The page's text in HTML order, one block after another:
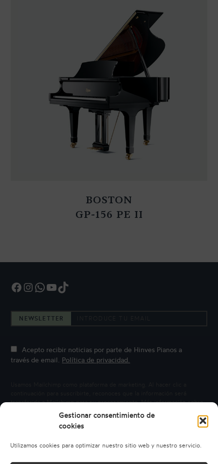
Gestionar consentimiento de
cookies
Utilizamos cookies para optimizar nuestro sitio web y nuestro servicio.
BOSTON
GP-156 PE II
Facebook InstagramWhatsApp YouTube TikTok
NEWSLETTER
Acepto recibir noticias por parte de Hinves Pianos a
través de email. Política de privacidad.
transferida a Mailchimp para su procesamiento.Más información sobre